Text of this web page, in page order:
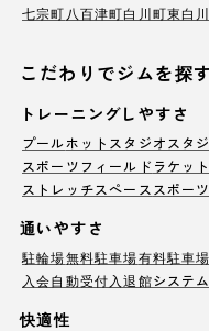
七宗町 八百津町白川町東白
こだわりでジムを探
トレーニングしやすさ
プールホットスタジオ スタ
スポーツフィールド ラケッ
ストレッチスペース スポー
通いやすさ
駐輪場無料駐車場有料駐車場
入会自動受付 入退館システ
快適性